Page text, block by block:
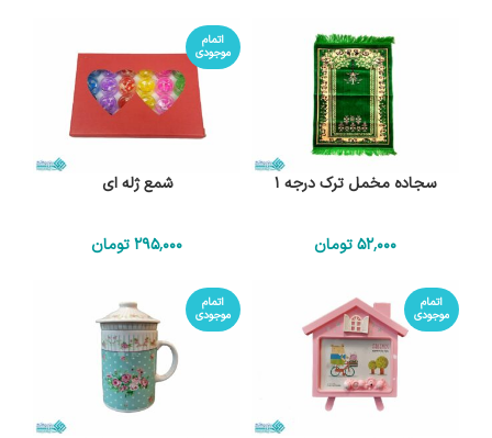
سجاده مخمل ترک درجه 1
52٬000تومان
اتمام
موجودی
شمع ژله ای
295٬000تومان
اتمام
موجودی
اتمام
موجودی